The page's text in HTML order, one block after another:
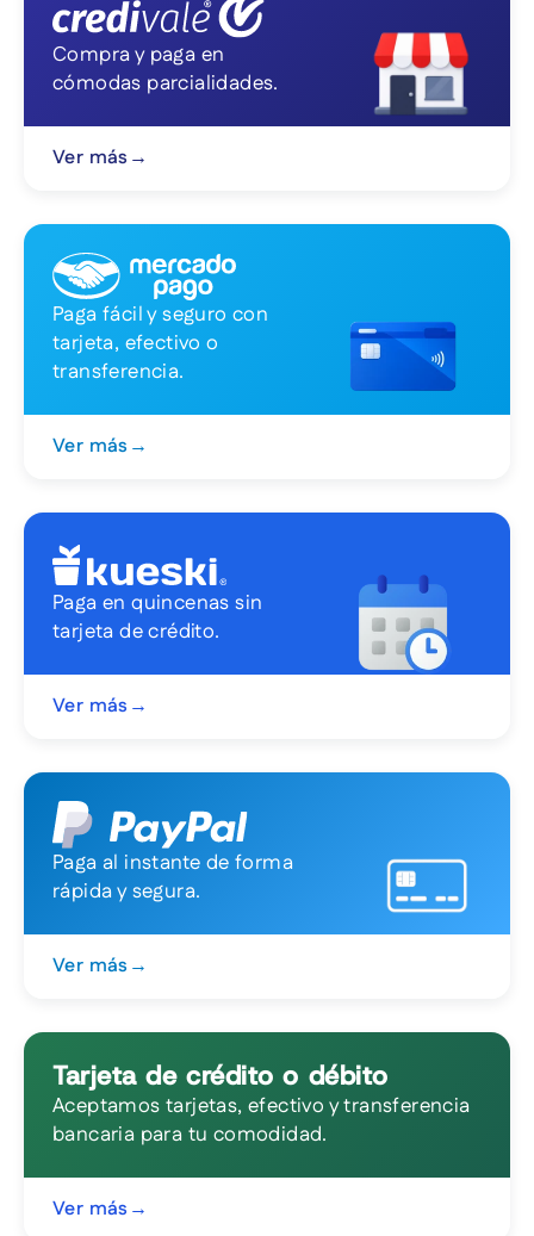
Compra y paga en
cómodas parcialidades.
Ver más →
Paga fácil y seguro con
tarjeta, efectivo o
transferencia.
Ver más →
Paga en quincenas sin
tarjeta de crédito.
Ver más →
Paga al instante de forma
rápida y segura.
Ver más →
Tarjeta de crédito o débito
Aceptamos tarjetas, efectivo y transferencia
bancaria para tu comodidad.
Ver más →